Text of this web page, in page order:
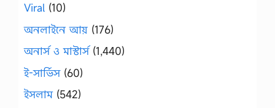
Viral (10)
অনলাইনে আয় (176)
অনার্স ও মাস্টার্স(1,440)
ই-সার্ভিস(60)
ইসলাম(542)